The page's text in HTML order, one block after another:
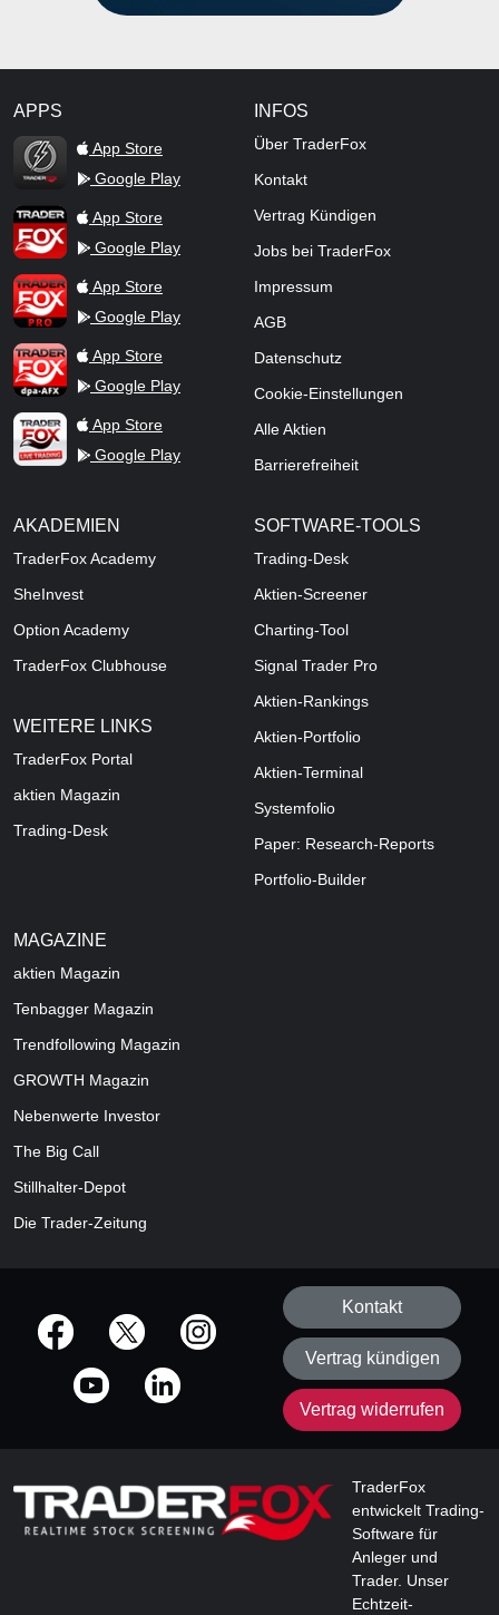
APPS
TraderFox Flash
App Store
Google Play
TraderFox AppApp Store
Google Play
TraderFox ProApp Store
Google Play
TraderFox dpa-AFX ProFeed
App Store
Google Play
TraderFox Live Trading
App Store
Google Play
INFOS
Über TraderFox
Kontakt
Vertrag Kündigen
Jobs bei TraderFox
Impressum
AGB
Datenschutz
Cookie-Einstellungen
Alle Aktien
Barrierefreiheit
AKADEMIEN
TraderFox Academy
SheInvest
Option Academy
TraderFox Clubhouse
WEITERE LINKS
TraderFox Portal
aktien Magazin
Trading-Desk
SOFTWARE-TOOLS
Trading-Desk
Aktien-Screener
Charting-Tool
Signal Trader Pro
Aktien-Rankings
Aktien-Portfolio
Aktien-Terminal
Systemfolio
Paper: Research-Reports
Portfolio-Builder
MAGAZINE
aktien Magazin
Tenbagger Magazin
Trendfollowing Magazin
GROWTH Magazin
Nebenwerte Investor
The Big Call
Stillhalter-Depot
Die Trader-Zeitung
offizielle Social Media-Accounts
Kontakt
Vertrag kündigen
Vertrag widerrufen
TraderFox
entwickelt Trading-
Software für
Anleger und
Trader. Unser
Echtzeit-